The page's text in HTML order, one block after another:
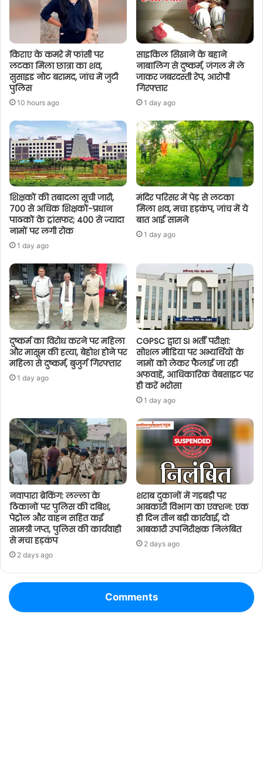
किराए के कमरे में फांसी पर
लटका मिला छात्रा का शव,
सुसाइड नोट बरामद, जांच में जुटी
पुलिस
10 hours ago
साइकिल सिखाने के बहाने
नाबालिग से दुष्कर्म, जंगल में ले
जाकर जबरदस्ती रेप, आरोपी
गिरफ्तार
1 day ago
शिक्षकों की तबादला सूची जारी,
700 से अधिक शिक्षकों-प्रधान
पाठकों के ट्रांसफर; 400 से ज्यादा
नामों पर लगी रोक
1 day ago
मंदिर परिसर में पेड़ से लटका
मिला शव, मचा हड़कंप, जांच में ये
बात आई सामने
1 day ago
दुष्कर्म का विरोध करने पर महिला
और मासूम की हत्या, बेहोश होने पर
महिला से दुष्कर्म, बुजुर्ग गिरफ्तार
1 day ago
CGPSC द्वारा SI भर्ती परीक्षा:
सोशल मीडिया पर अभ्यर्थियों के
नामों को लेकर फैलाई जा रही
अफवाहें, आधिकारिक वेबसाइट पर
ही करें भरोसा
1 day ago
नवापारा ब्रेकिंग: लल्ला के
ठिकानों पर पुलिस की दबिश,
पेट्रोल और वाहन सहित कई
सामग्री जप्त, पुलिस की कार्यवाही
से मचा हड़कंप
2 days ago
शराब दुकानों में गड़बड़ी पर
आबकारी विभाग का एक्शन: एक
ही दिन तीन बड़ी कार्रवाई, दो
आबकारी उपनिरीक्षक निलंबित
2 days ago
Comments